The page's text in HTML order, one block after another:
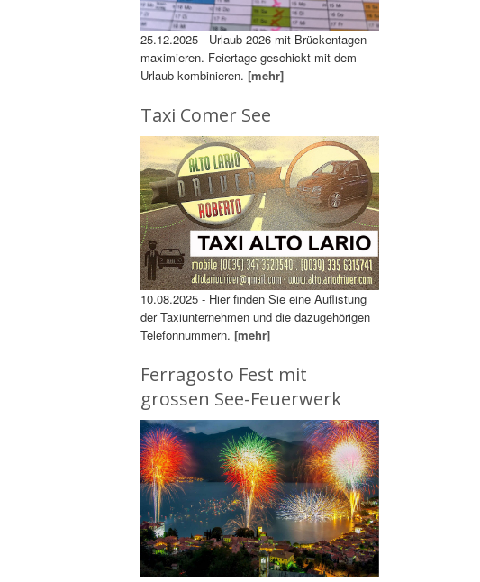
25.12.2025 - Urlaub 2026 mit Brückentagen
maximieren. Feiertage geschickt mit dem
Urlaub kombinieren. [mehr]
Taxi Comer See
10.08.2025 - Hier finden Sie eine Auflistung
der Taxiunternehmen und die dazugehörigen
Telefonnummern. [mehr]
Ferragosto Fest mit
grossen See-Feuerwerk